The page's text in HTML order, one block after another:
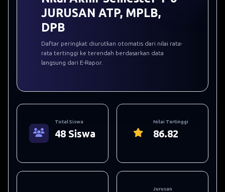
JURUSAN ATP, MPLB,
DPB
Daftar peringkat diurutkan otomatis dari nilai rata-
rata tertinggi ke terendah berdasarkan data
langsung dari E-Rapor.
Total Siswa
48 Siswa
Nilai Tertinggi
86.82
Jurusan